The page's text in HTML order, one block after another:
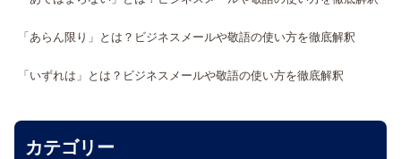
「あらん限り」とは？ビジネスメールや敬語の使い方を徹底解釈
「いずれは」とは？ビジネスメールや敬語の使い方を徹底解釈
カテゴリー